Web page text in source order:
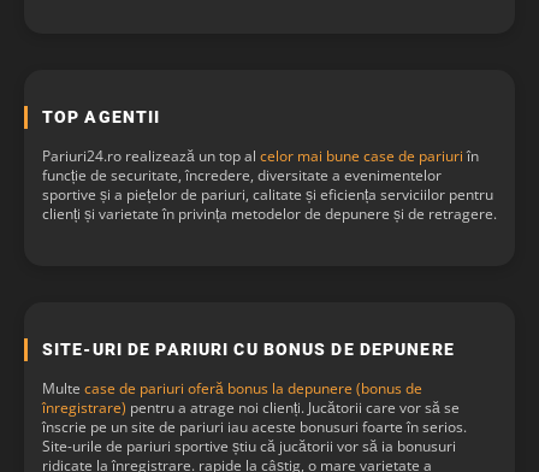
TOP AGENTII
Pariuri24.ro realizează un top al celor mai bune case de pariuriîn
funcție de securitate, încredere, diversitate a evenimentelor
sportive și a piețelor de pariuri, calitate și eficiența serviciilor pentru
clienți și varietate în privința metodelor de depunere și de retragere.
SITE-URI DE PARIURI CU BONUS DE DEPUNERE
Multe case de pariuri oferă bonus la depunere (bonus de
înregistrare) pentru a atrage noi clienți. Jucătorii care vor să se
înscrie pe un site de pariuri iau aceste bonusuri foarte în serios.
Site-urile de pariuri sportive știu că jucătorii vor să ia bonusuri
ridicate la înregistrare. rapide la câștig, o mare varietate a